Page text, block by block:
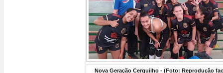
Nova Geração Cerquilho - (Foto: Reprodução